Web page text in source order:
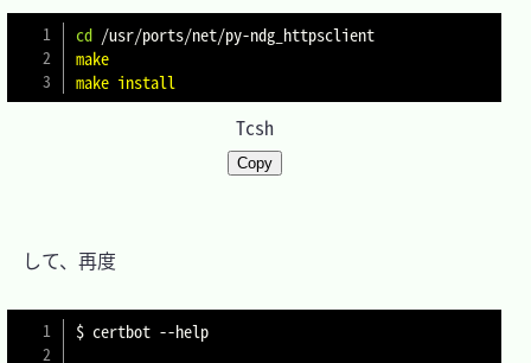
cd
/usr/ports/net/py-ndg_httpsclient
make
make install
Tcsh
Copy
して、再度
$ certbot --help